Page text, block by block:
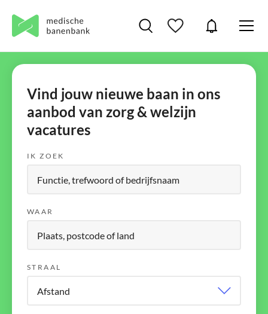
Vind jouw nieuwe baan in ons
aanbod van zorg & welzijn
vacatures
IK ZOEK
WAAR
STRAAL